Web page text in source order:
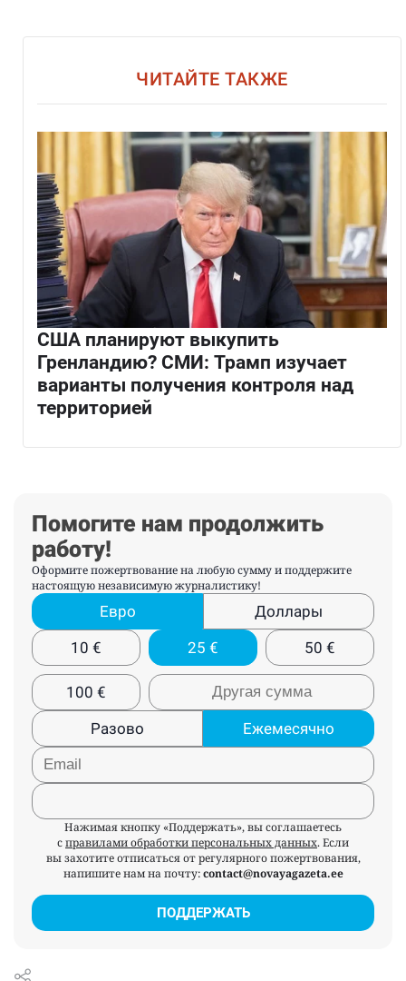
ЧИТАЙТЕ ТАКЖЕ
США планируют выкупить
Гренландию? СМИ: Трамп изучает
варианты получения контроля над
территорией
Помогите нам продолжить
работу!
Оформите пожертвование на любую сумму и поддержите
настоящую независимую журналистику!
Евро
Доллары
10 € 25 € 50 €
100 €
Разово
Ежемесячно
Нажимая кнопку «Поддержать», вы соглашаетесь
справилами обработки персональных данных. Если
вы захотите отписаться от регулярного пожертвования,
напишите нам на почту:contact@novayagazeta.ee
ПОДДЕРЖАТЬ